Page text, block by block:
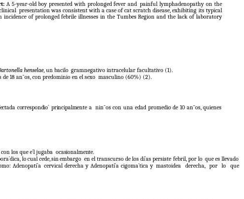
A 5-year-old boy presented with prolonged fever and painful lymphadenopathy on the
presentation was consistent with a case of cat scratch disease, exhibiting its typical
incidence of prolonged febrile illnesses in the Tumbes Region and the lack of laboratory
henselae, un bacilo gramnegativo intracelular facultativo (1).
de 18 an˜os, con predominio en el sexo masculino (60%) (2).
correspondio´ principalmente a nin˜os con una edad promedio de 10 an˜os, quienes
los que e´l jugaba ocasionalmente.
locual cede,sinembargo en el transcurso de los dí´as persiste febril, por lo que es llevado
Adenopatí´a cervical derecha y Adenopatí´a cigoma´tica y mastoidea derecha, por lo
que